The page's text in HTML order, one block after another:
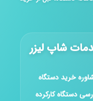
لیزر
دستگاه
کارکرده